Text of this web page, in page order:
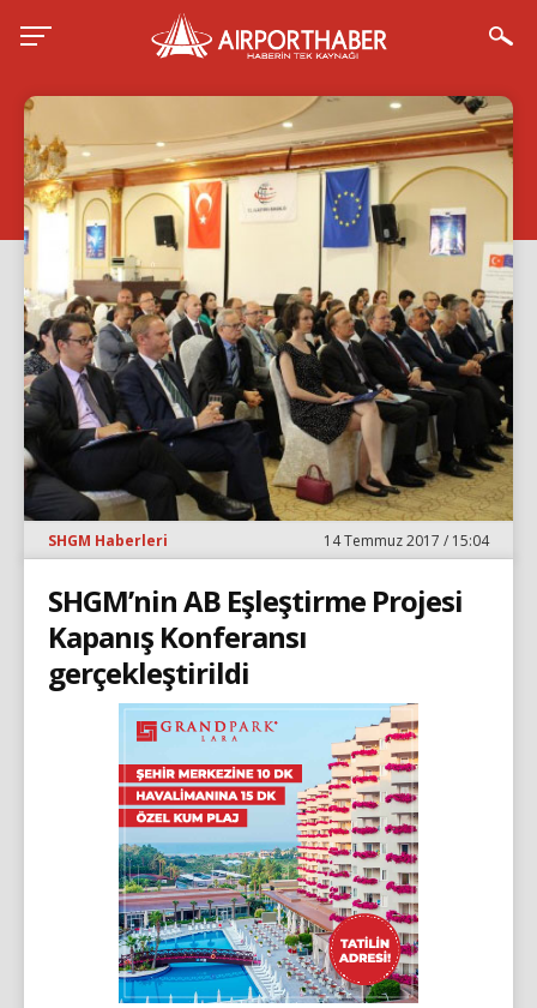
SHGM Haberleri 14 Temmuz 2017 / 15:04
SHGM’nin AB Eşleştirme Projesi
Kapanış Konferansı
gerçekleştirildi